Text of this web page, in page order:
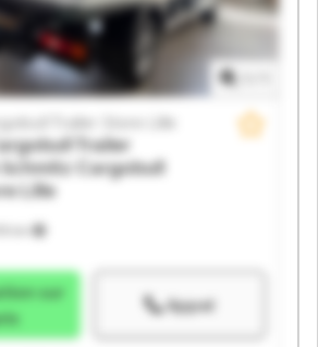
Store Lille Schmitz Cargobull Trailer
Cargobull Trailer Store Lille
Trailer Store Lille
Trailer
Schmitz Cargobull
Lille
Appel